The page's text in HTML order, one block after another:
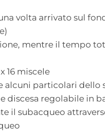
volta arrivato sul
mentre il tempo
16 miscele
alcuni particolari dello
discesa regolabile in
il subacqueo